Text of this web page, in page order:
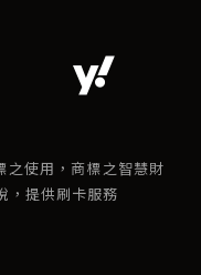
之使用，商標之智慧財
，提供刷卡服務